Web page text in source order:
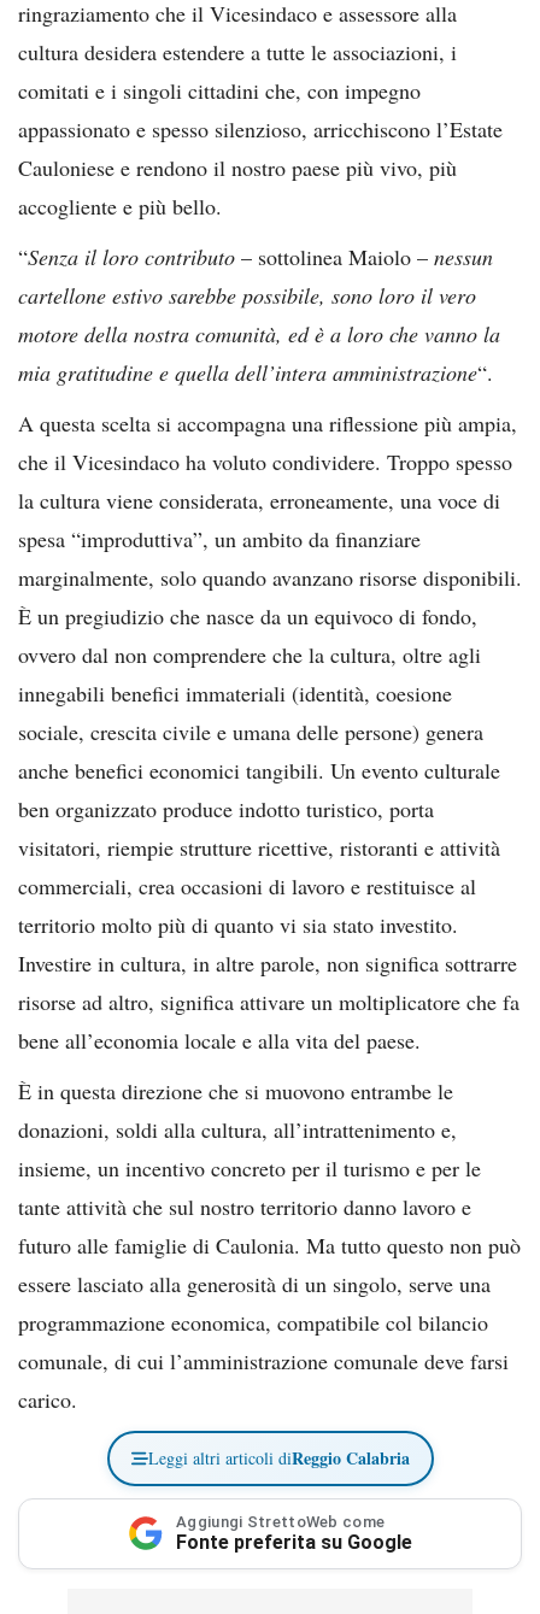
ringraziamento che il Vicesindaco e assessore alla
cultura desidera estendere a tutte le associazioni, i
comitati e i singoli cittadini che, con impegno
appassionato e spesso silenzioso, arricchiscono l’Estate
Cauloniese e rendono il nostro paese più vivo, più
accogliente e più bello.
“Senza il loro contributo – sottolinea Maiolo – nessun
cartellone estivo sarebbe possibile, sono loro il vero
motore della nostra comunità, ed è a loro che vanno la
mia gratitudine e quella dell’intera amministrazione“.
A questa scelta si accompagna una riflessione più ampia,
che il Vicesindaco ha voluto condividere. Troppo spesso
la cultura viene considerata, erroneamente, una voce di
spesa “improduttiva”, un ambito da finanziare
marginalmente, solo quando avanzano risorse disponibili.
È un pregiudizio che nasce da un equivoco di fondo,
ovvero dal non comprendere che la cultura, oltre agli
innegabili benefici immateriali (identità, coesione
sociale, crescita civile e umana delle persone) genera
anche benefici economici tangibili. Un evento culturale
ben organizzato produce indotto turistico, porta
visitatori, riempie strutture ricettive, ristoranti e attività
commerciali, crea occasioni di lavoro e restituisce al
territorio molto più di quanto vi sia stato investito.
Investire in cultura, in altre parole, non significa sottrarre
risorse ad altro, significa attivare un moltiplicatore che fa
bene all’economia locale e alla vita del paese.
È in questa direzione che si muovono entrambe le
donazioni, soldi alla cultura, all’intrattenimento e,
insieme, un incentivo concreto per il turismo e per le
tante attività che sul nostro territorio danno lavoro e
futuro alle famiglie di Caulonia. Ma tutto questo non può
essere lasciato alla generosità di un singolo, serve una
programmazione economica, compatibile col bilancio
comunale, di cui l’amministrazione comunale deve farsi
carico.
Leggi altri articoli diReggio Calabria
Aggiungi StrettoWeb come
Fonte preferita su Google